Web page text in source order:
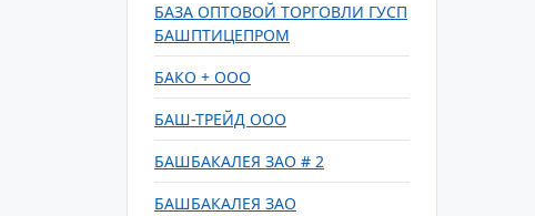
БАЗА ОПТОВОЙ ТОРГОВЛИ ГУСП
БАШПТИЦЕПРОМ
БАКО + ООО
БАШ-ТРЕЙД ООО
БАШБАКАЛЕЯ ЗАО # 2
БАШБАКАЛЕЯ ЗАО